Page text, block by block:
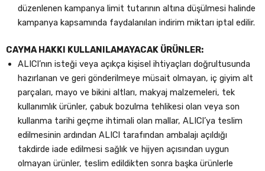
düzenlenen kampanya limit tutarının altına düşülmesi halinde
kampanya kapsamında faydalanılan indirim miktarı iptal edilir.
CAYMA HAKKI KULLANILAMAYACAK ÜRÜNLER:
ALICI’nın isteği veya açıkça kişisel ihtiyaçları doğrultusunda
hazırlanan ve geri gönderilmeye müsait olmayan, iç giyim alt
parçaları, mayo ve bikini altları, makyaj malzemeleri, tek
kullanımlık ürünler, çabuk bozulma tehlikesi olan veya son
kullanma tarihi geçme ihtimali olan mallar, ALICI’ya teslim
edilmesinin ardından ALICI tarafından ambalajı açıldığı
takdirde iade edilmesi sağlık ve hijyen açısından uygun
olmayan ürünler, teslim edildikten sonra başka ürünlerle